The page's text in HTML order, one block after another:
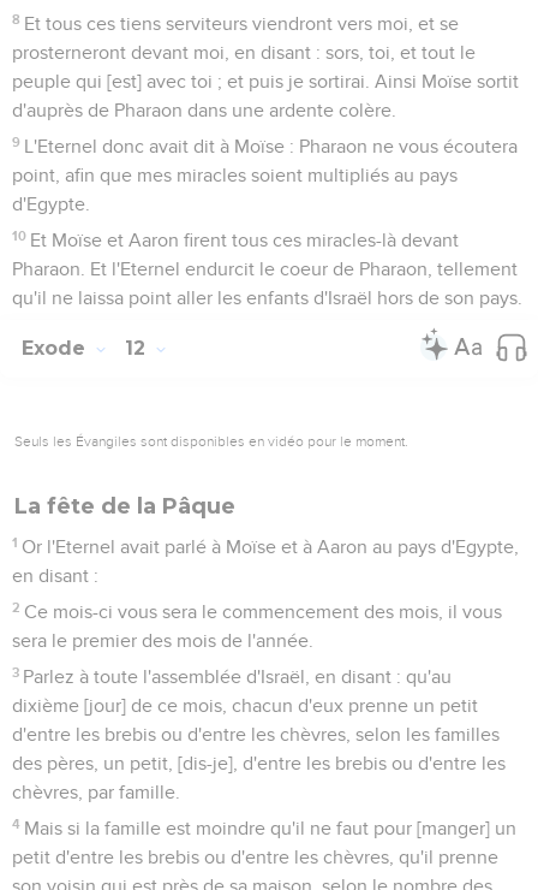
8 Et tous ces tiens serviteurs viendront vers moi, et se
prosterneront devant moi, en disant : sors, toi, et tout le
peuple qui [est] avec toi ; et puis je sortirai. Ainsi Moïse sortit
d'auprès de Pharaon dans une ardente colère.
9 L'Eternel donc avait dit à Moïse : Pharaon ne vous écoutera
point, afin que mes miracles soient multipliés au pays
d'Egypte.
10 Et Moïse et Aaron firent tous ces miracles-là devant
Pharaon. Et l'Eternel endurcit le coeur de Pharaon, tellement
qu'il ne laissa point aller les enfants d'Israël hors de son pays.
Exode 12
Seuls les Évangiles sont disponibles en vidéo pour le moment.
La fête de la Pâque
1 Or l'Eternel avait parlé à Moïse et à Aaron au pays d'Egypte,
en disant :
2 Ce mois-ci vous sera le commencement des mois, il vous
sera le premier des mois de l'année.
3 Parlez à toute l'assemblée d'Israël, en disant : qu'au
dixième [jour] de ce mois, chacun d'eux prenne un petit
d'entre les brebis ou d'entre les chèvres, selon les familles
des pères, un petit, [dis-je], d'entre les brebis ou d'entre les
chèvres, par famille.
4 Mais si la famille est moindre qu'il ne faut pour [manger] un
petit d'entre les brebis ou d'entre les chèvres, qu'il prenne
son voisin qui est près de sa maison, selon le nombre des